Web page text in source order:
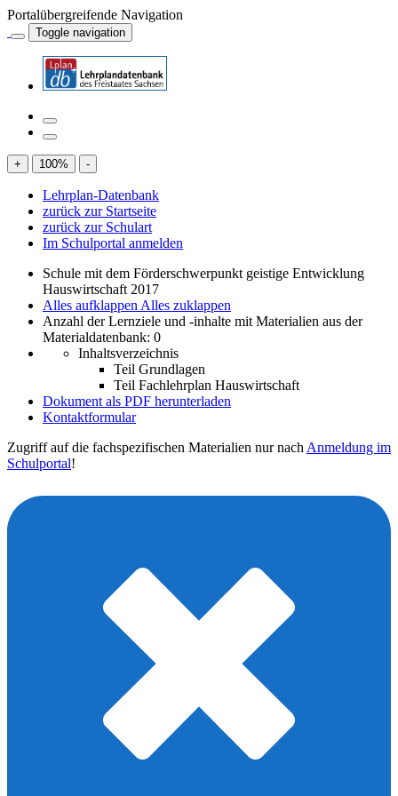
Portalübergreifende Navigation
Toggle navigation
+ 100% -
Lehrplan-Datenbank
zurück zur Startseite
zurück zur Schulart
Im Schulportal anmelden
Schule mit dem Förderschwerpunkt geistige Entwicklung
Hauswirtschaft 2017
Alles aufklappen Alles zuklappen
Anzahl der Lernziele und -inhalte mit Materialien aus der
Materialdatenbank: 0
Inhaltsverzeichnis
Teil Grundlagen
Teil Fachlehrplan Hauswirtschaft
Dokument als PDF herunterladen
Kontaktformular
Zugriff auf die fachspezifischen Materialien nur nach Anmeldung im
Schulportal!